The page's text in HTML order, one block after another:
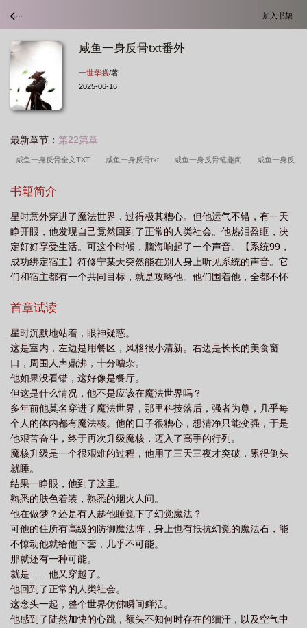
加入书架
咸鱼一身反骨txt番外
一世华裳/著
2025-06-16
最新章节： 第22第章
咸鱼一身反骨全文TXT 咸鱼一身反骨txt 咸鱼一身反骨笔趣阁 咸鱼一身反
源免费 咸鱼一身反骨TXT
一身反骨全文TXT番外 咸鱼一身反骨番外笔趣阁无弹窗 咸鱼一身反骨番
外 咸鱼一身反骨by一世华裳百度 咸鱼一身反骨by一世华裳TXT 咸鱼一身
反骨全文免费阅读 咸鱼一身反骨全文番外 咸鱼一身反骨全文txt 咸鱼一身
反骨剧透 咸鱼一身反骨txt番外 咸鱼一身反骨一世华裳免费阅读 咸鱼一身
弹窗 咸鱼一身反骨by一世华裳全文免费阅读
反骨无错无防盗 咸鱼一身反骨TX
一身反骨免费番外 咸鱼一身反骨by一世华裳晋江
章节 咸鱼一身反骨完整版 咸鱼一身反骨TXT百度
减 咸鱼一身反骨百度 咸鱼一身反骨讲的什么 咸鱼一身反骨txt笔趣
阁 咸鱼一身反骨番外TXT 咸鱼一身反骨by一世华裳 咸鱼一身反骨免费阅
读
书籍简介
星时意外穿进了魔法世界，过得极其糟心。但他运气不错，有一天
睁开眼，他发现自己竟然回到了正常的人类社会。他热泪盈眶，决
定好好享受生活。可这个时候，脑海响起了一个声音。【系统99，
成功绑定宿主】符修宁某天突然能在别人身上听见系统的声音。它
们和宿主都有一个共同目标，就是攻略他。他们围着他，全都不怀
【系统99，成功绑定宿主】【宿主请按要求攻略任务对象，否则抹
话。星时：“太好了！炸酱面！”系统：“宿主……”星时：“是炸酱面的
味道！”系统：“宿主，请你……”星时：“啊啊啊炸酱面！”系统：“你
有听见我说话吗？”星时：“闭嘴，今天谁都别想拦着我吃炸酱面！”
系统：“启动一级惩罚程序，倒计时3秒。”星时站着没动。片刻后，
他诚恳发问：“还没好吗，难道你们的时间流速和我们不一样？”系
统：“？”符修宁：“？”系统卡了一下：“你没事？”星时：“哦，这意思
是已经惩罚完了呗，就这啊？”他开心：“那我去买炸酱面了，拜拜~”
系统有点紊乱：“……不是，你为什么会没事？！”
首章试读
星时沉默地站着，眼神疑惑。
这是室内，左边是用餐区，风格很小清新。右边是长长的美食窗
口，周围人声鼎沸，十分嘈杂。
他如果没看错，这好像是餐厅。
但这是什么情况，他不是应该在魔法世界吗？
多年前他莫名穿进了魔法世界，那里科技落后，强者为尊，几乎每
个人的体内都有魔法核。他的日子很糟心，想清净只能变强，于是
他艰苦奋斗，终于再次升级魔核，迈入了高手的行列。
魔核升级是一个很艰难的过程，他用了三天三夜才突破，累得倒头
就睡。
结果一睁眼，他到了这里。
熟悉的肤色着装，熟悉的烟火人间。
他在做梦？还是有人趁他睡觉下了幻觉魔法？
可他的住所有高级的防御魔法阵，身上也有抵抗幻觉的魔法石，能
不惊动他就给他下套，几乎不可能。
那就还有一种可能。
就是……他又穿越了。
他回到了正常的人类社会。
这念头一起，整个世界仿佛瞬间鲜活。
他感到了陡然加快的心跳，额头不知何时存在的细汗，以及空气中